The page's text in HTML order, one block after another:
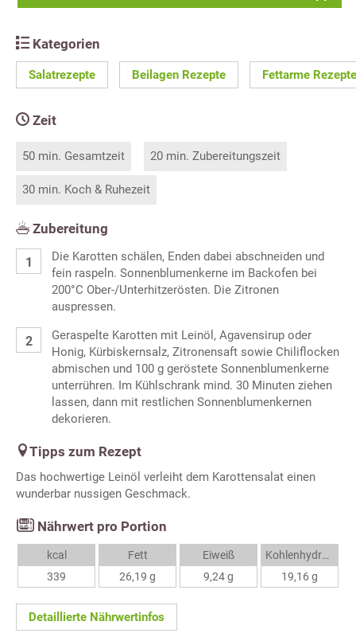
Kategorien
Salatrezepte Beilagen Rezepte Fettarme Rezepte
Zeit
50 min. Gesamtzeit 20 min. Zubereitungszeit
30 min. Koch & Ruhezeit
Zubereitung
Die Karotten schälen, Enden dabei abschneiden und
fein raspeln. Sonnenblumenkerne im Backofen bei
200°C Ober-/Unterhitzerösten. Die Zitronen
auspressen.
Geraspelte Karotten mit Leinöl, Agavensirup oder
Honig, Kürbiskernsalz, Zitronensaft sowie Chiliflocken
abmischen und 100 g geröstete Sonnenblumenkerne
unterrühren. Im Kühlschrank mind. 30 Minuten ziehen
lassen, dann mit restlichen Sonnenblumenkernen
dekorieren.
Tipps zum Rezept
Das hochwertige Leinöl verleiht dem Karottensalat einen
wunderbar nussigen Geschmack.
Nährwert pro Portion
kcal
339
Fett
26,19 g
Eiweiß
9,24 g
Kohlenhydrate
19,16 g
Detaillierte Nährwertinfos